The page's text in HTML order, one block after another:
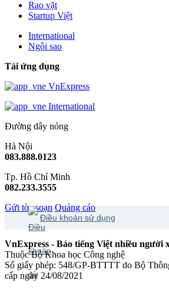
Rao vặt
Startup Việt
International
Ngôi sao
Tải ứng dụng
VnExpress
International
Đường dây nóng
Hà Nội
083.888.0123
Tp. Hồ Chí Minh
082.233.3555
Gửi tòa soạn Quảng cáo
Điều khoản sử dụng
VnExpress - Báo tiếng Việt nhiều người
Thuộc Bộ Khoa học Công nghệ
Số giấy phép: 548/GP-BTTTT do Bộ
cấp ngày 24/08/2021